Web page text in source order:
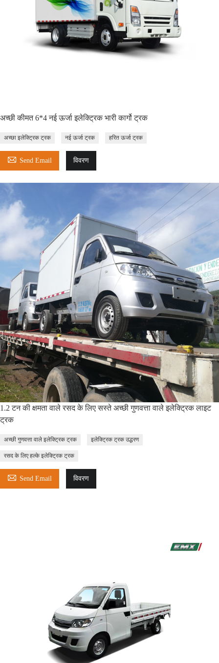
अच्छी कीमत 6*4 नई ऊर्जा इलेक्ट्रिक भारी कार्गो ट्रक
अच्छा इलेक्ट्रिक ट्रक नई ऊर्जा ट्रक हरित ऊर्जा ट्रक
 Send Email विवरण
1.2 टन की क्षमता वाले रसद के लिए सस्ते अच्छी गुणवत्ता वाले इलेक्ट्रिक लाइट
ट्रक
अच्छी गुणवत्ता वाले इलेक्ट्रिक ट्रक इलेक्ट्रिक ट्रक उद्धरण
रसद के लिए हल्के इलेक्ट्रिक ट्रक
 Send Email विवरण